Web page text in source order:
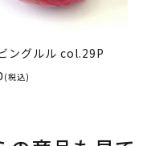
ングルル col.29P
(税込)